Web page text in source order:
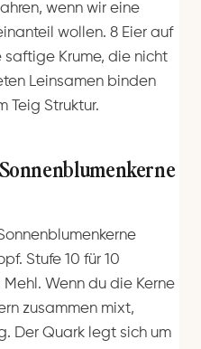
wenn wir eine
wollen. 8 Eier auf
Krume, die nicht
Leinsamen binden
Teig Struktur.
Stufe 10 für 10
Wenn du die Kerne
zusammen mixt,
Der Quark legt sich um